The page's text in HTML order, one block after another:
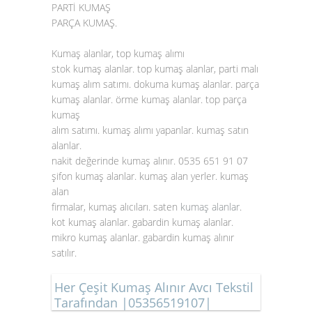
PARTİ KUMAŞ
PARÇA KUMAŞ.
Kumaş alanlar, top kumaş alımı
stok kumaş alanlar. top kumaş alanlar, parti malı
kumaş alım satımı. dokuma kumaş alanlar. parça
kumaş alanlar. örme kumaş alanlar. top parça
kumaş
alım satımı. kumaş alımı yapanlar. kumaş satın
alanlar.
nakit değerinde kumaş alınır. 0535 651 91 07
şifon kumaş alanlar. kumaş alan yerler. kumaş
alan
firmalar, kumaş alıcıları. saten kumaş alanlar.
kot kumaş alanlar. gabardin kumaş alanlar.
mikro kumaş alanlar. gabardin kumaş alınır
satılır.
Her Çeşit Kumaş Alınır Avcı Tekstil
Tarafından |05356519107|